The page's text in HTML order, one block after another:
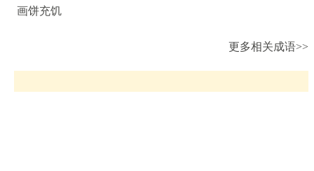
画饼充饥
更多相关成语>>